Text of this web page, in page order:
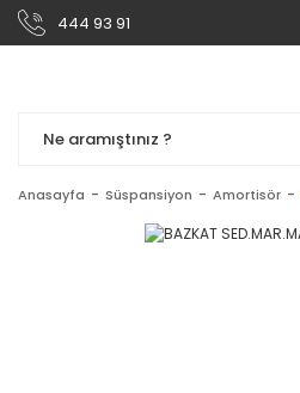
444 93 91
Anasayfa Süspansiyon Amortisör